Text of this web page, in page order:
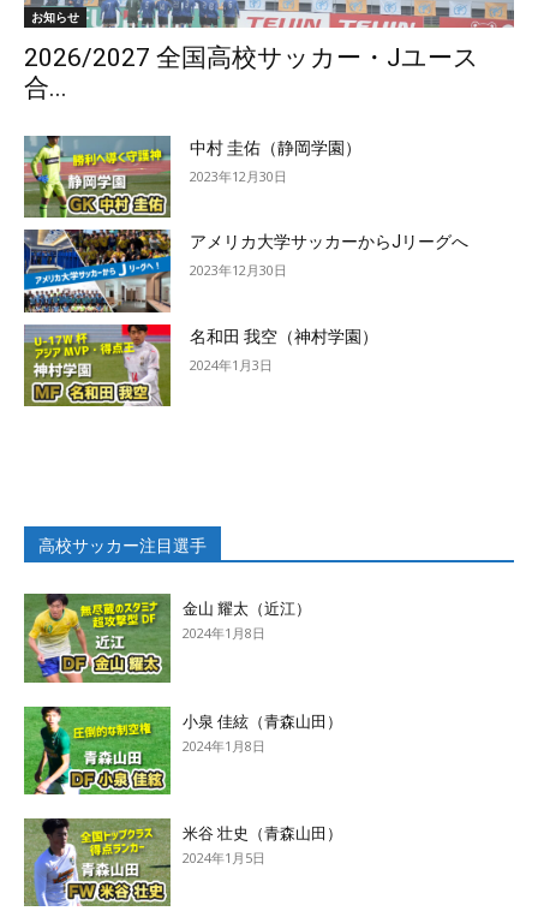
お知らせ
2026/2027 全国高校サッカー・Jユース
合...
中村 圭佑（静岡学園）
2023年12月30日
アメリカ大学サッカーからJリーグへ
2023年12月30日
名和田 我空（神村学園）
2024年1月3日
高校サッカー注目選手
金山 耀太（近江）
2024年1月8日
小泉 佳絃（青森山田）
2024年1月8日
米谷 壮史（青森山田）
2024年1月5日